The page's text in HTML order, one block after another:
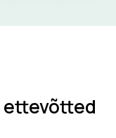
ettevõtted